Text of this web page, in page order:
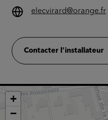
elecvirard@orange.fr
Contacter l'installateur
+
−